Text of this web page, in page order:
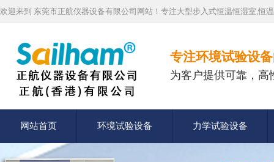
欢迎来到 东莞市正航仪器设备有限公司网站！专注大型步入式恒温恒湿室,恒
专注环境试验设
为客户提供可靠，高
网站首页 环境试验设备 力学试验设备